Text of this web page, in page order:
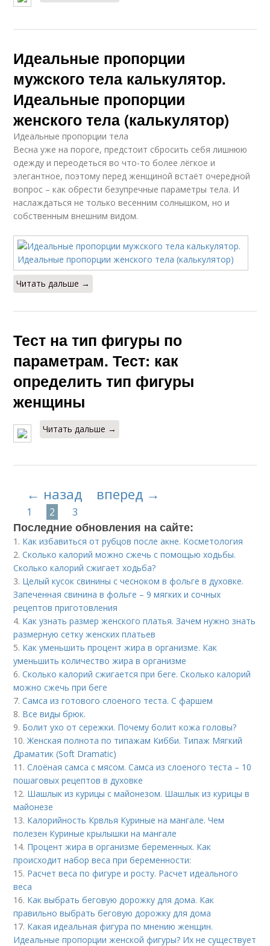
Идеальные пропорции
мужского тела калькулятор.
Идеальные пропорции
женского тела (калькулятор)
Идеальные пропорции тела
Весна уже на пороге, предстоит сбросить себя лишнюю
одежду и переодеться во что-то более лёгкое и
элегантное, поэтому перед женщиной встаёт очередной
вопрос – как обрести безупречные параметры тела. И
наслаждаться не только весенним солнышком, но и
собственным внешним видом.
Читать дальше →
Тест на тип фигуры по
параметрам. Тест: как
определить тип фигуры
женщины
Читать дальше →
← назад вперед →
1 2 3
Последние обновления на сайте:
1. Как избавиться от рубцов после акне. Косметология
2.Сколько калорий можно сжечь с помощью ходьбы.
Сколько калорий сжигает ходьба?
3. Целый кусок свинины с чесноком в фольге в духовке.
Запеченная свинина в фольге – 9 мягких и сочных
рецептов приготовления
4. Как узнать размер женского платья. Зачем нужно знать
размерную сетку женских платьев
5. Как уменьшить процент жира в организме. Как
уменьшить количество жира в организме
6.Сколько калорий сжигается при беге. Сколько калорий
можно сжечь при беге
7.Самса из готового слоеного теста. С фаршем
8. Все виды брюк.
9. Болит ухо от сережки. Почему болит кожа головы?
10.Женская полнота по типажам Кибби. Типаж Мягкий
Драматик (Soft Dramatic)
11.Слоёная самса с мясом. Самса из слоеного теста – 10
пошаговых рецептов в духовке
12. Шашлык из курицы с майонезом. Шашлык из курицы в
майонезе
13. Калорийность Крвлья Куриные на мангале. Чем
полезен Куриные крылышки на мангале
14. Процент жира в организме беременных. Как
происходит набор веса при беременности:
15. Расчет веса по фигуре и росту. Расчет идеального
веса
16. Как выбрать беговую дорожку для дома. Как
правильно выбрать беговую дорожку для дома
17. Какая идеальная фигура по мнению женщин.
Идеальные пропорции женской фигуры? Их не существует